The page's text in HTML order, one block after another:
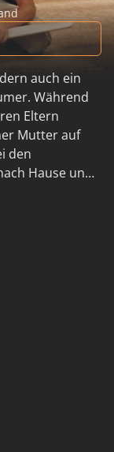
auch ein
Während
Eltern
Mutter auf
den
Hause und
der
ungerührt
ein Zeichen